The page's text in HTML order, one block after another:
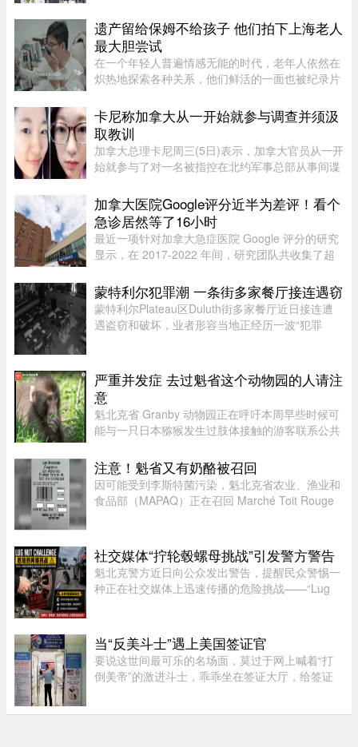
种关税（包括 Section 122、301 和 338 条款）纷
纷出台，令退款进展变得容 ...
遗产留给保姆不给孩子 他们拍下上海老人
最大胆尝试
在一个年轻人普遍情感无能的时代，老年人依然在
炽热地探索各种关系，他们鲜活的一面也被纪录片
配和情感纠纷片段，《前浪》系列在做的其实是激
发大众重新审视每个人都将 ...
卡尼称加拿大从一开始就参与调查并须汲
取教训
加拿大总理卡尼周三(5日)表示，加拿大官员从一开
始就参与了对一名被指控在北约军事总部从事间谍
道，卡尼表示加拿大应该从这类事件中汲取教训，
但并未明确表示加拿大正在 ...
加拿大医院Google评分近半为差评！看个
急诊居然等了16小时
最近一项针对加拿大急症医院 Google 评分的研究
显示，在 2017-2022 年间，研究团队共收集了超
深入分析。数据显示，47.9% 的评论为负面，远高
于正面（32.3%）和中立（ ...
蒙特利尔犯罪潮 一条街多家餐厅接连遇窃
蒙特利尔Plateau区Duluth街多家餐厅近日接连遭
遇盗窃和破坏，业者形容当地正经历一波“犯罪
过程，损失及维修费用约7000 ...
严重并发症 去过魁省这个动物园的人请注
意
魁北克省 Granby 动物园正在呼吁本周早些时候可
能与一只日本猕猴发生过肢体接触的游客联系公共
伤。猕猴可能会携带 B 型疱疹病毒（Herpes B
virus）。这种病毒在人体内极 ...
注意！魁省又有奶酪被召回
因可能受到李斯特菌污染，魁北克省农业、渔业和
食品部（MAPAQ）正在召回 Marché Toit Rouge
年 7 月 6 日至 16 ...
社交媒体“拧轮毂螺母挑战”引发警方警告
魁北克警方近日向公众发出警告，提醒民众警惕一
种正在社交媒体上迅速传播的危险挑战——“Lug
的固定螺母，而这一行为 ...
当“反美斗士”遇上美国签证官
要说这世间最可乐的名场面，莫过于网上喊着“打
倒美帝”的激进斗士，乖乖坐在签证大厅，给签证